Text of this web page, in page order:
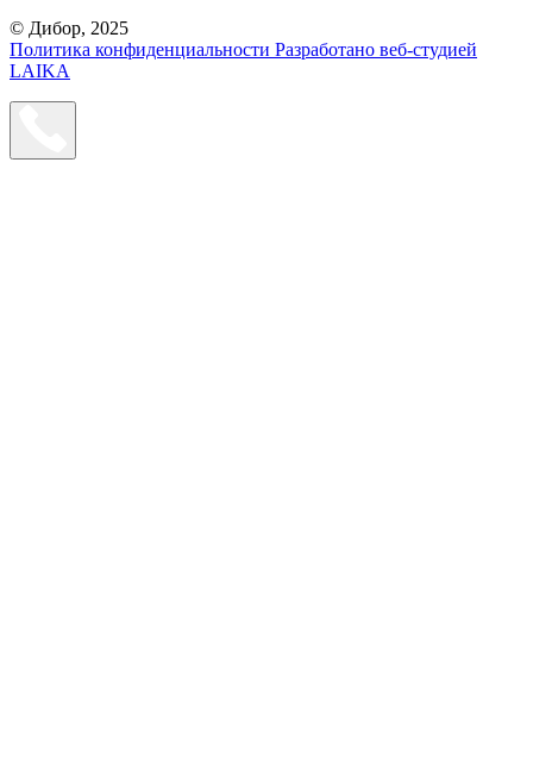
© Дибор, 2025
Политика конфиденциальности Разработано веб-студией
LAIKA